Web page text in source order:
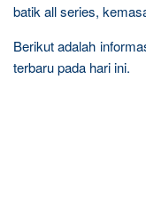
batik all series,
Berikut adalah
terbaru pada hari ini.